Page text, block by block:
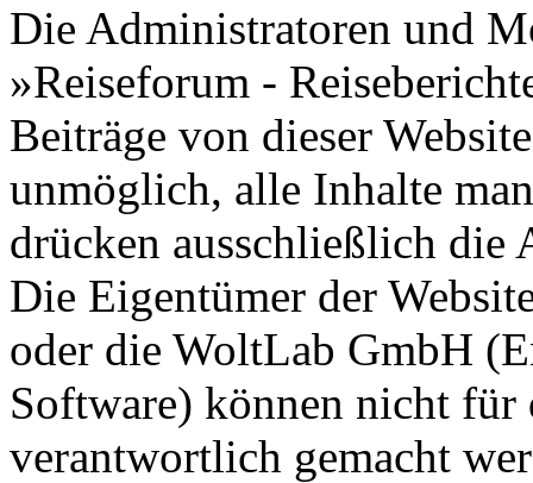
Die Administratoren und
»Reiseforum -
Beiträge von dieser
unmöglich, alle Inhalte
drücken ausschließlich die
Die Eigentümer der
oder die WoltLab GmbH
Software) können nicht
verantwortlich gemacht